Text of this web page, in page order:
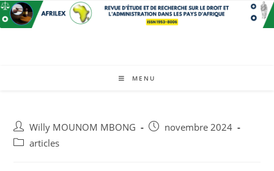
MENU
Willy MOUNOM MBONG
novembre 2024
articles